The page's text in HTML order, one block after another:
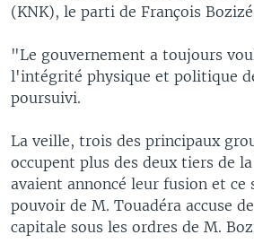
(KNK), le parti de François
"Le gouvernement a toujours
l'intégrité physique et politique
poursuivi.
La veille, trois des principaux
occupent plus des deux tiers de
avaient annoncé leur fusion et ce
pouvoir de M. Touadéra accuse
capitale sous les ordres de M.